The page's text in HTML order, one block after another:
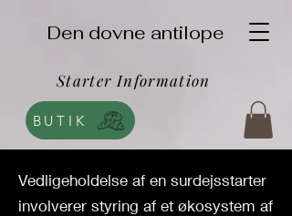
BUTIK
Den dovne antilope
Starter Information
Vedligeholdelse af en surdejsstarter
involverer styring af et økosystem af